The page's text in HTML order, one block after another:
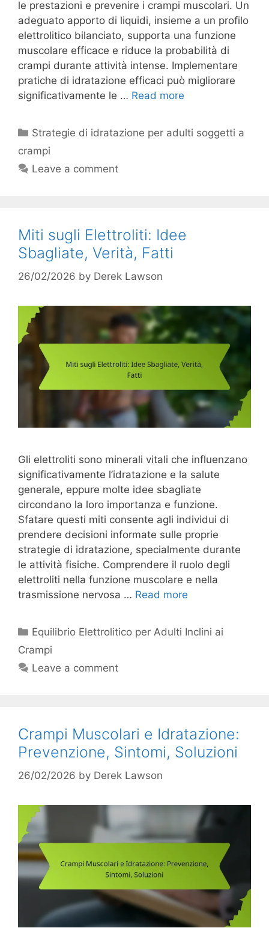
le prestazioni e prevenire i crampi muscolari. Un
adeguato apporto di liquidi, insieme a un profilo
elettrolitico bilanciato, supporta una funzione
muscolare efficace e riduce la probabilità di
crampi durante attività intense. Implementare
pratiche di idratazione efficaci può migliorare
significativamente le … Read more
Categories
Strategie di idratazione per adulti soggetti a
crampi
Leave a comment
Miti sugli Elettroliti: Idee
Sbagliate, Verità, Fatti
26/02/2026 by Derek Lawson
Gli elettroliti sono minerali vitali che influenzano
significativamente l’idratazione e la salute
generale, eppure molte idee sbagliate
circondano la loro importanza e funzione.
Sfatare questi miti consente agli individui di
prendere decisioni informate sulle proprie
strategie di idratazione, specialmente durante
le attività fisiche. Comprendere il ruolo degli
elettroliti nella funzione muscolare e nella
trasmissione nervosa … Read more
Categories
Equilibrio Elettrolitico per Adulti Inclini ai
Crampi
Leave a comment
Crampi Muscolari e Idratazione:
Prevenzione, Sintomi, Soluzioni
26/02/2026 by Derek Lawson